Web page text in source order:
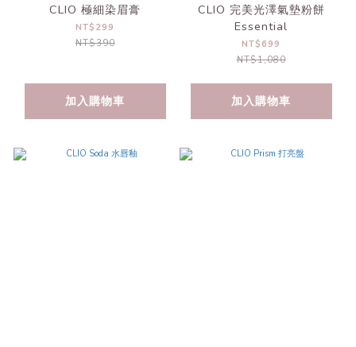
CLIO 極細染眉膏
NT$299
NT$390
加入購物車
CLIO 完美光澤氣墊粉餅
Essential
NT$699
NT$1,080
加入購物車